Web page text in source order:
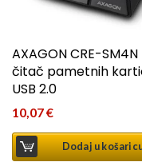
AXAGON CRE-SM4N
čitač pametnih
USB 2.0
10,07€
Dodaj u